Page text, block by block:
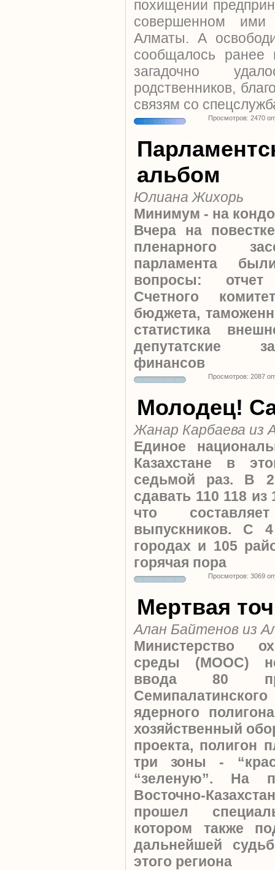
похищении
совершенном
Алматы. А
сообщалось ранее
загадочно
родственников,
связям со
Просмотров: 2470
альбом
Юлиана Жихорь
Минимум - на
Вчера на
пленарного
парламента
вопросы:
Счетного
бюджета,
статистика
депутатские
финансов
Просмотров: 2087
Молодец!
Жанар Карбаева из
Единое
Казахстане в
седьмой раз. В
сдавать 110 118
что
выпускников.
городах и 105
горячая пора
Просмотров: 3069
Мертвая
Алан Байтенов из
Министерство
среды (МООС)
ввода 80
ядерного
хозяйственный
проекта, полигон
три зоны -
“зеленую”. На
Восточно-
прошел
котором также
дальнейшей
этого региона